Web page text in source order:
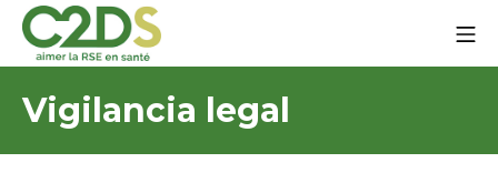
contenido
C2DS
Vigilancia legal